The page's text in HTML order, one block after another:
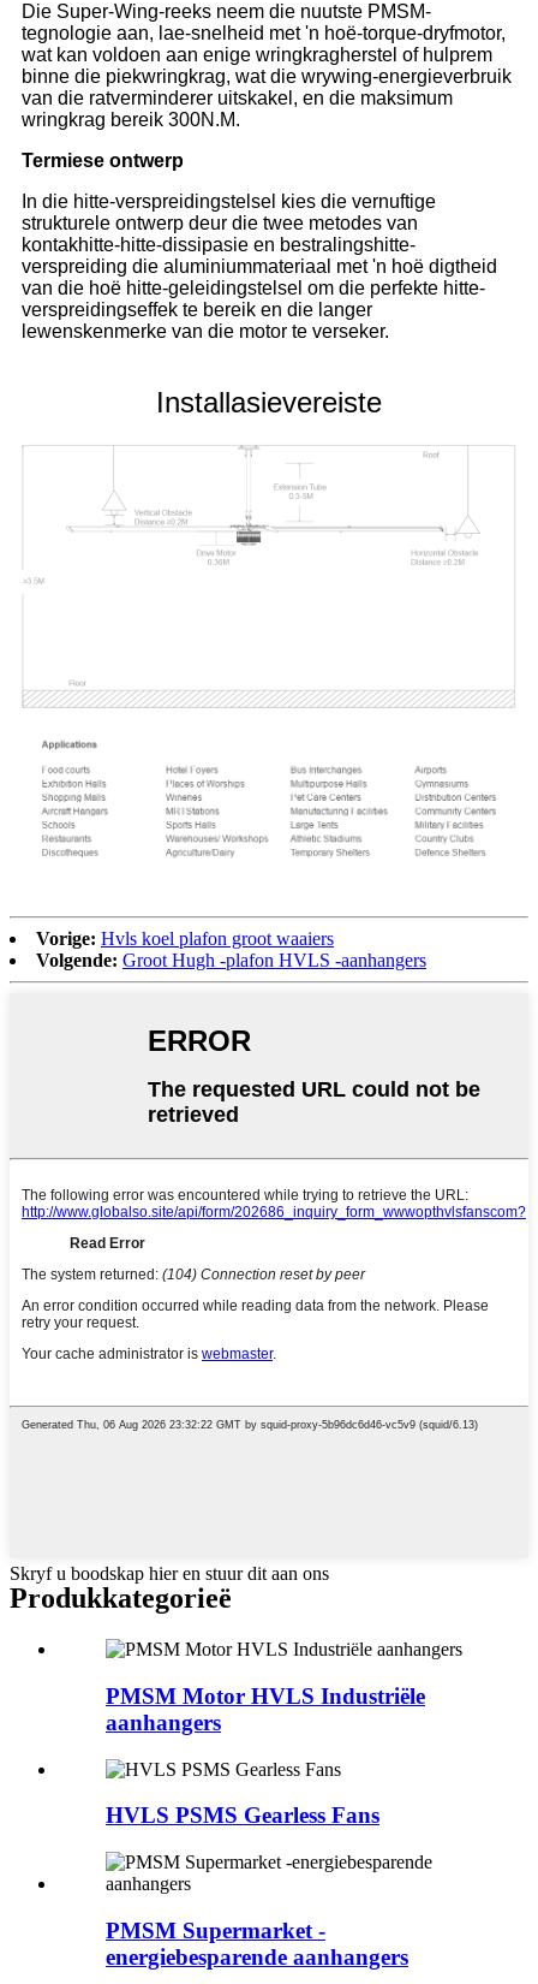
Die Super-Wing-reeks neem die nuutste PMSM-
tegnologie aan, lae-snelheid met 'n hoë-torque-dryfmotor,
wat kan voldoen aan enige wringkragherstel of hulprem
binne die piekwringkrag, wat die wrywing-energieverbruik
van die ratverminderer uitskakel, en die maksimum
wringkrag bereik 300N.M.
Termiese ontwerp
In die hitte-verspreidingstelsel kies die vernuftige
strukturele ontwerp deur die twee metodes van
kontakhitte-hitte-dissipasie en bestralingshitte-
verspreiding die aluminiummateriaal met 'n hoë digtheid
van die hoë hitte-geleidingstelsel om die perfekte hitte-
verspreidingseffek te bereik en die langer
lewenskenmerke van die motor te verseker.
Installasievereiste
Vorige: Hvls koel plafon groot waaiers
Volgende: Groot Hugh -plafon HVLS -aanhangers
Skryf u boodskap hier en stuur dit aan ons
Produkkategorieë
PMSM Motor HVLS Industriële
aanhangers
HVLS PSMS Gearless Fans
PMSM Supermarket -
energiebesparende aanhangers